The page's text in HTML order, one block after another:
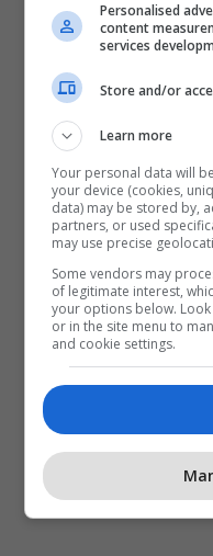
Pete Hegseth Randy
Personalised
content
services
Store and/or
Learn more
Your personal data will
your device (cookies,
data) may be stored by,
partners, or used
may use precise
Some vendors may
of legitimate interest,
your options below.
or in the site menu to
and cookie settings.